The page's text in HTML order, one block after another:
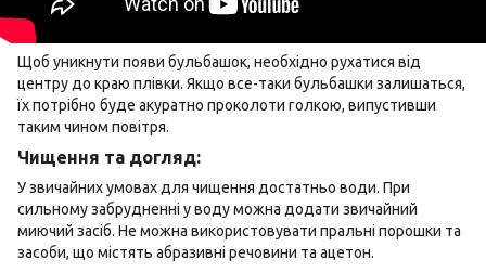
Щоб уникнути появи бульбашок, необхідно рухатися від
центру до краю плівки. Якщо все-таки бульбашки залишаться,
їх потрібно буде акуратно проколоти голкою, випустивши
таким чином повітря.
Чищення та догляд:
У звичайних умовах для чищення достатньо води. При
сильному забрудненні у воду можна додати звичайний
миючий засіб. Не можна використовувати пральні порошки та
засоби, що містять абразивні речовини та ацетон.